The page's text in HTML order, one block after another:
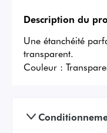
Description du
Une étanchéité
transparent.
Couleur :